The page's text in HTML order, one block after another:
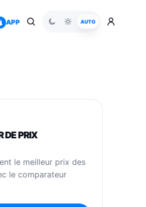
APP AUTO
DE PRIX
le meilleur prix des
le comparateur